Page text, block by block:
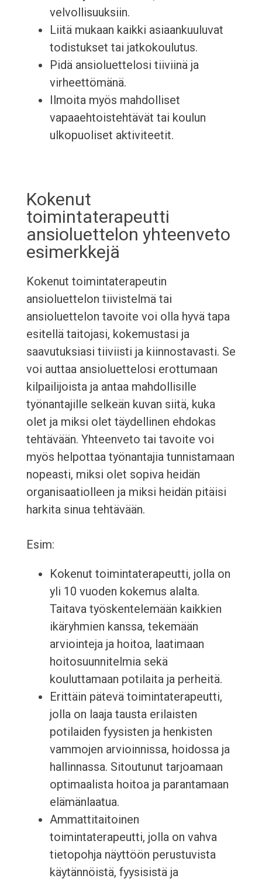
velvollisuuksiin.
Liitä mukaan kaikki asiaankuuluvat
todistukset tai jatkokoulutus.
Pidä ansioluettelosi tiiviinä ja
virheettömänä.
Ilmoita myös mahdolliset
vapaaehtoistehtävät tai koulun
ulkopuoliset aktiviteetit.
Kokenut
toimintaterapeutti
ansioluettelon yhteenveto
esimerkkejä
Kokenut toimintaterapeutin
ansioluettelon tiivistelmä tai
ansioluettelon tavoite voi olla hyvä tapa
esitellä taitojasi, kokemustasi ja
saavutuksiasi tiiviisti ja kiinnostavasti. Se
voi auttaa ansioluettelosi erottumaan
kilpailijoista ja antaa mahdollisille
työnantajille selkeän kuvan siitä, kuka
olet ja miksi olet täydellinen ehdokas
tehtävään. Yhteenveto tai tavoite voi
myös helpottaa työnantajia tunnistamaan
nopeasti, miksi olet sopiva heidän
organisaatiolleen ja miksi heidän pitäisi
harkita sinua tehtävään.
Esim:
Kokenut toimintaterapeutti, jolla on
yli 10 vuoden kokemus alalta.
Taitava työskentelemään kaikkien
ikäryhmien kanssa, tekemään
arviointeja ja hoitoa, laatimaan
hoitosuunnitelmia sekä
kouluttamaan potilaita ja perheitä.
Erittäin pätevä toimintaterapeutti,
jolla on laaja tausta erilaisten
potilaiden fyysisten ja henkisten
vammojen arvioinnissa, hoidossa ja
hallinnassa. Sitoutunut tarjoamaan
optimaalista hoitoa ja parantamaan
elämänlaatua.
Ammattitaitoinen
toimintaterapeutti, jolla on vahva
tietopohja näyttöön perustuvista
käytännöistä, fyysisistä ja